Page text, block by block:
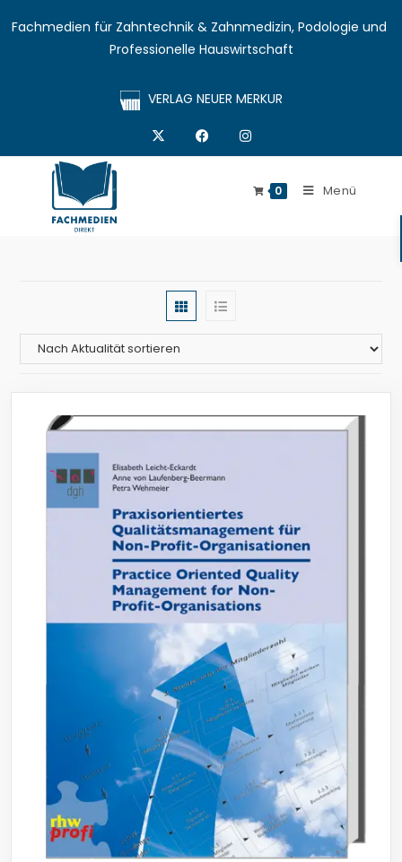
Fachmedien für Zahntechnik & Zahnmedizin, Podologie und
Professionelle Hauswirtschaft
VERLAG NEUER MERKUR
0 Menü